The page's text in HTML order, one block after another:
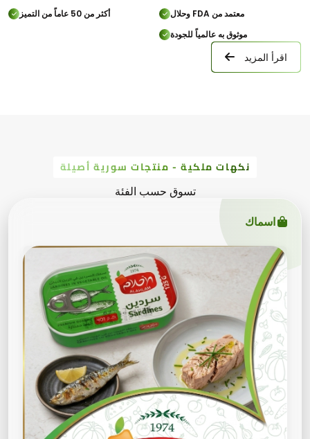
معتمد من FDA وحلال
أكثر من 50 عاماً من التميز
موثوق به عالمياً للجودة
اقرأ المزيد
نكهات ملكية - منتجات سورية أصيلة
تسوق حسب الفئة
اسماك